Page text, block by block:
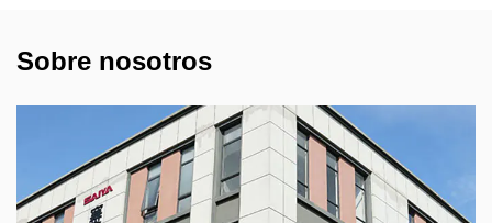
Sobre nosotros